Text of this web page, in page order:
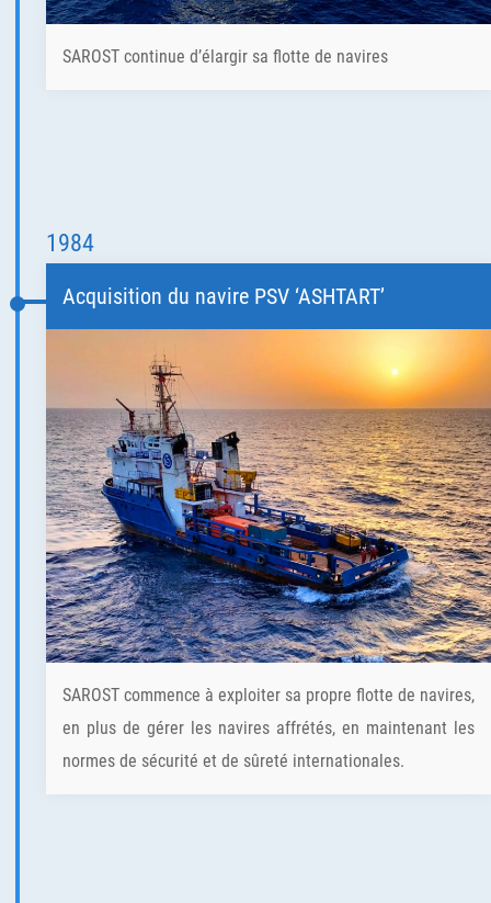
SAROST continue d’élargir sa flotte de navires
1984
Acquisition du navire PSV ‘ASHTART’
SAROST commence à exploiter sa propre flotte de navires,
en plus de gérer les navires affrétés, en maintenant les
normes de sécurité et de sûreté internationales.